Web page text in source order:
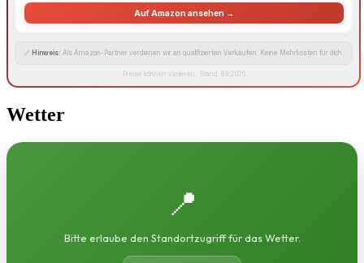
Auf Amazon ansehen →
🔗 Hinweis: Als Amazon-Partner verdienen wir an qualifizierten Verkäufen. Keine Mehrkosten für dich.
Preise können variieren · Stand: 8.8.2026
Wetter
📍
Bitte erlaube den Standortzugriff für das Wetter.